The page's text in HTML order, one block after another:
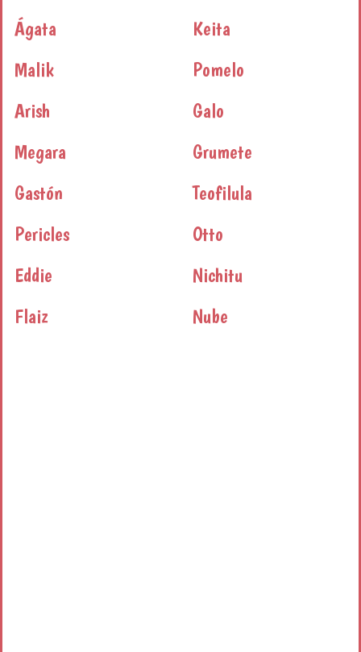
Ágata
Keita
Malik
Pomelo
Arish
Galo
Megara
Grumete
Gastón
Teofilula
Pericles
Otto
Eddie
Nichitu
Flaiz
Nube